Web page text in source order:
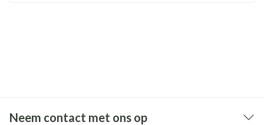
(urineretentie)
Neem contact met ons op